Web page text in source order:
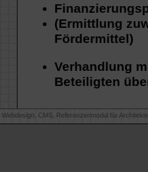
(Ermittlung
Fördermittel)
Verhandlung
Beteiligten
Webdesign, CMS, Referenzenmodul für